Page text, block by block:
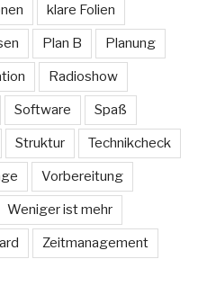
klare Folien
Plan B Planung
Radioshow
Software Spaß
Struktur Technikcheck
Vorbereitung
Weniger ist mehr
Zeitmanagement